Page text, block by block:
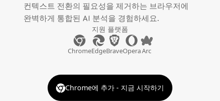
컨텍스트 전환의 필요성을 제거하는 브라우저에
완벽하게 통합된 AI 분석을 경험하세요.
지원 플랫폼
ChromeEdgeBraveOperaArc
Chrome에 추가 - 지금 시작하기